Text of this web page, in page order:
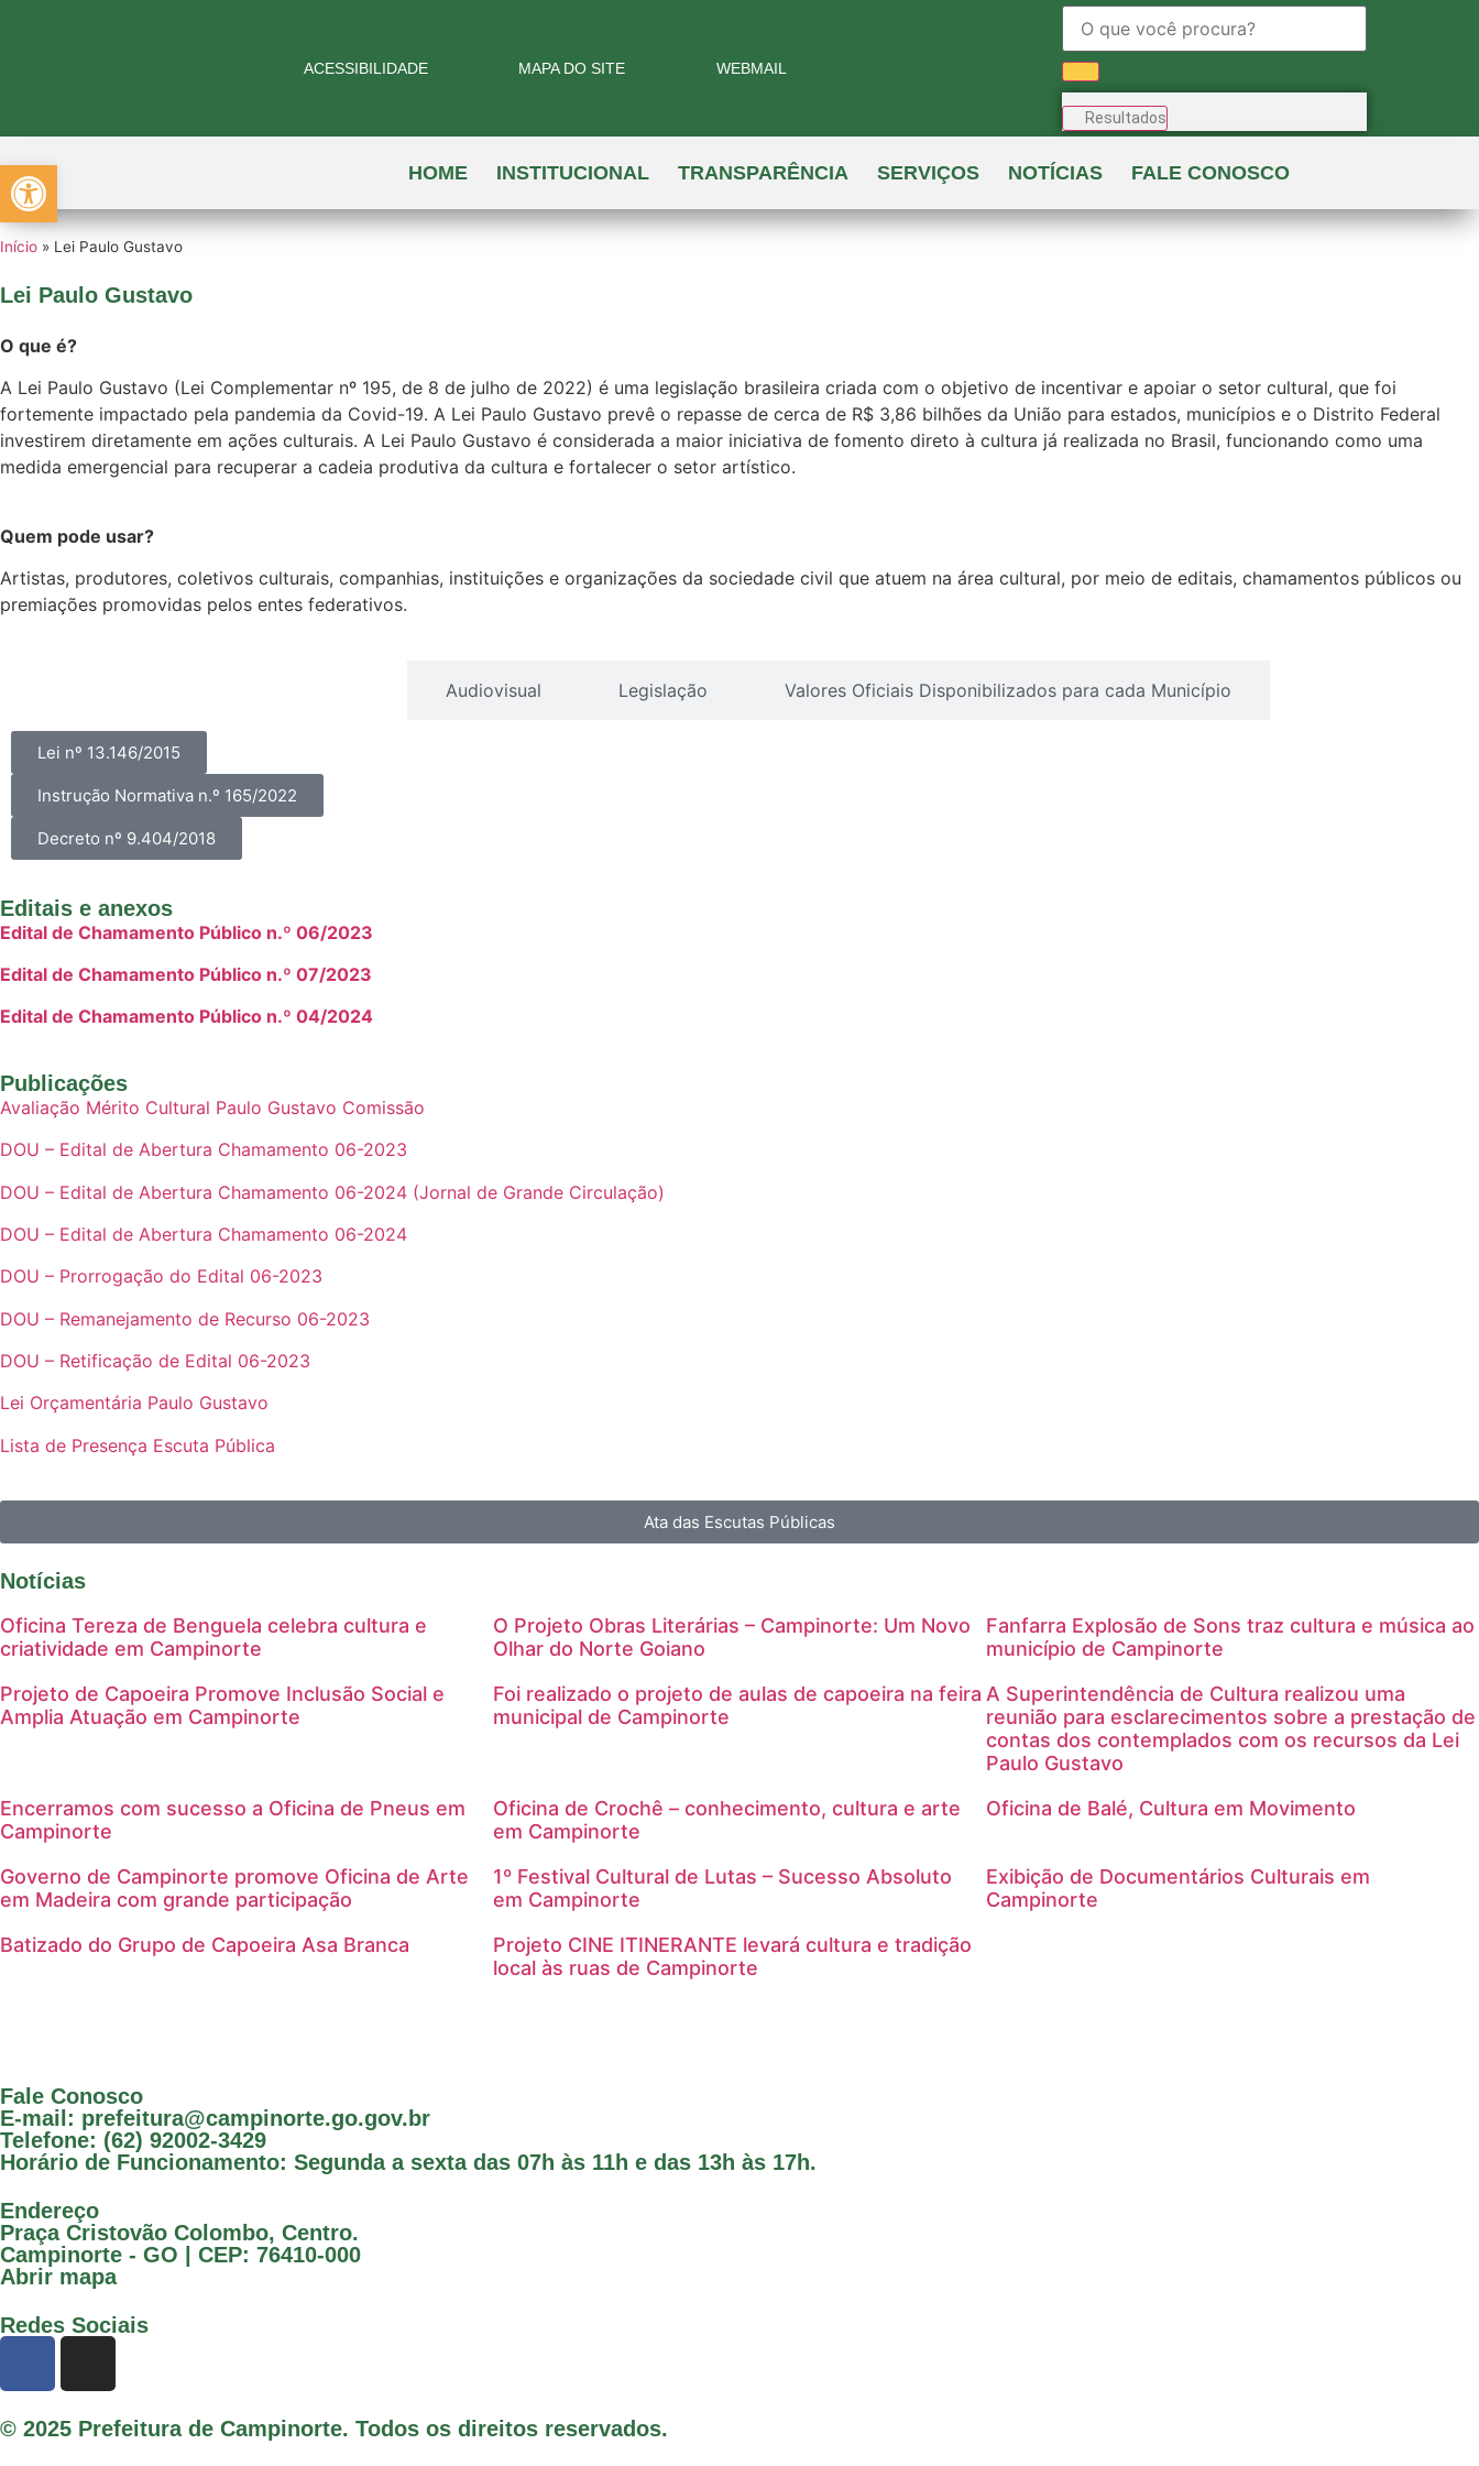
ACESSIBILIDADE MAPA DO SITE WEBMAIL
Resultados
HOME INSTITUCIONAL TRANSPARÊNCIA SERVIÇOS NOTÍCIAS FALE CONOSCO
Início » Lei Paulo Gustavo
Lei Paulo Gustavo
O que é?
A Lei Paulo Gustavo (Lei Complementar nº 195, de 8 de julho de 2022) é uma legislação brasileira criada com o objetivo de incentivar e apoiar o setor cultural, que foi
fortemente impactado pela pandemia da Covid-19. A Lei Paulo Gustavo prevê o repasse de cerca de R$ 3,86 bilhões da União para estados, municípios e o Distrito Federal
investirem diretamente em ações culturais. A Lei Paulo Gustavo é considerada a maior iniciativa de fomento direto à cultura já realizada no Brasil, funcionando como uma
medida emergencial para recuperar a cadeia produtiva da cultura e fortalecer o setor artístico.
Quem pode usar?
Artistas, produtores, coletivos culturais, companhias, instituições e organizações da sociedade civil que atuem na área cultural, por meio de editais, chamamentos públicos ou
premiações promovidas pelos entes federativos.
Audiovisual Legislação Valores Oficiais Disponibilizados para cada Município
Lei nº 13.146/2015
Instrução Normativa n.º 165/2022
Decreto nº 9.404/2018
Editais e anexos
Edital de Chamamento Público n.º 06/2023
Edital de Chamamento Público n.º 07/2023
Edital de Chamamento Público n.º 04/2024
Publicações
Avaliação Mérito Cultural Paulo Gustavo Comissão
DOU – Edital de Abertura Chamamento 06-2023
DOU – Edital de Abertura Chamamento 06-2024 (Jornal de Grande Circulação)
DOU – Edital de Abertura Chamamento 06-2024
DOU – Prorrogação do Edital 06-2023
DOU – Remanejamento de Recurso 06-2023
DOU – Retificação de Edital 06-2023
Lei Orçamentária Paulo Gustavo
Lista de Presença Escuta Pública
Ata das Escutas Públicas
Notícias
Oficina Tereza de Benguela celebra cultura e
criatividade em Campinorte
O Projeto Obras Literárias – Campinorte: Um Novo
Olhar do Norte Goiano
Fanfarra Explosão de Sons traz cultura e música ao
município de Campinorte
Projeto de Capoeira Promove Inclusão Social e
Amplia Atuação em Campinorte
Foi realizado o projeto de aulas de capoeira na feira
municipal de Campinorte
A Superintendência de Cultura realizou uma
reunião para esclarecimentos sobre a prestação de
contas dos contemplados com os recursos da Lei
Paulo Gustavo
Encerramos com sucesso a Oficina de Pneus em
Campinorte
Oficina de Crochê – conhecimento, cultura e arte
em Campinorte
Oficina de Balé, Cultura em Movimento
Governo de Campinorte promove Oficina de Arte
em Madeira com grande participação
1º Festival Cultural de Lutas – Sucesso Absoluto
em Campinorte
Exibição de Documentários Culturais em
Campinorte
Batizado do Grupo de Capoeira Asa Branca
Projeto CINE ITINERANTE levará cultura e tradição
local às ruas de Campinorte
Fale Conosco
E-mail: prefeitura@campinorte.go.gov.br
Telefone: (62) 92002-3429
Horário de Funcionamento: Segunda a sexta das 07h às 11h e das 13h às 17h.
Endereço
Praça Cristovão Colombo, Centro.
Campinorte - GO | CEP: 76410-000
Abrir mapa
Redes Sociais
© 2025 Prefeitura de Campinorte. Todos os direitos reservados.
Abrir a barra de ferramentas